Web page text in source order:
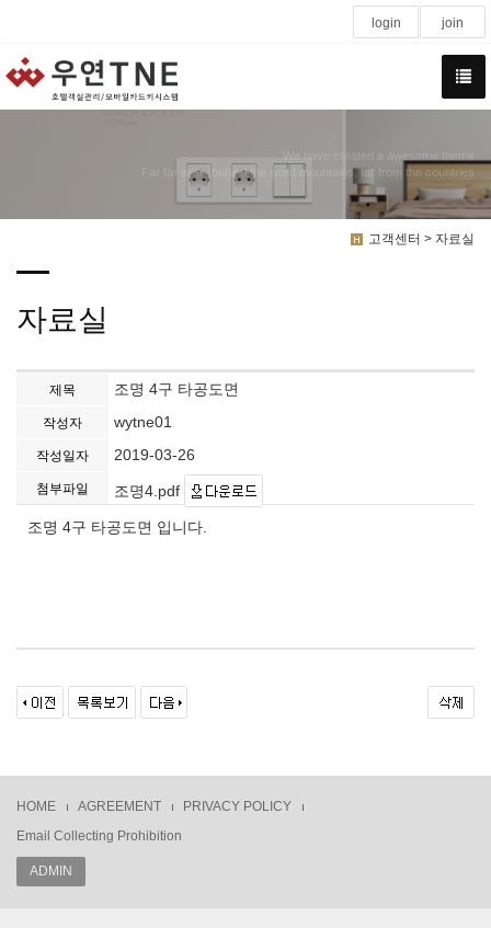
login join
We have created a awesome theme
Far far away,behind the word mountains, far from the countries
고객센터 > 자료실
자료실
제목 조명 4구 타공도면
작성자 wytne01
작성일자 2019-03-26
첨부파일 조명4.pdf
조명 4구 타공도면 입니다.
HOME AGREEMENT
PRIVACY POLICY
Email Collecting Prohibition
ADMIN